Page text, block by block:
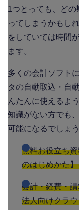
1つとっても、ど
ってしまうかもし
をしていては時間
ます。
多くの会計ソフト
タの自動取込・自
んたんに使えるよ
知識がない方でも
可能になるでしょう
無料お役立ち
のはじめかた
会計・経費・
法人向けクラ